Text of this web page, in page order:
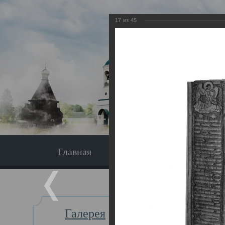
Главная
Галерея
Главная
17 из 45